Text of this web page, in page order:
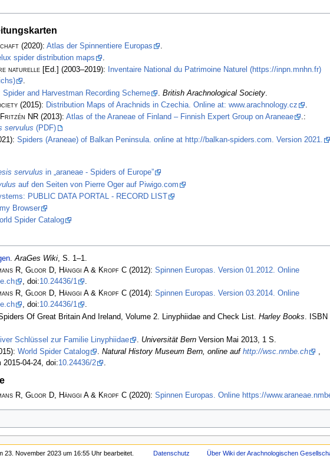
(2020): Atlas der Spinnentiere Europas
spider distribution maps
.
naturelle[Ed.] (2003–2019):
Inventaire National du Patrimoine Naturel (https://inpn.mnhn.fr)
.
Spider and Harvestman Recording Scheme British Arachnological Society.
(2015): Distribution Maps of Arachnids in Czechia. Online at: www.arachnology.cz
NR(2013): Atlas of the Araneae of Finland – Finnish Expert Group on Araneae
.:
servulus (PDF)
Spiders (Araneae) of Balkan Peninsula. online at http://balkan-spiders.com. Version 2021.
servulus in „araneae - Spiders of Europe”
auf den Seiten von Pierre Oger auf Piwigo.com
PUBLIC DATA PORTAL - RECORD LIST
Browser
Spider Catalog
.AraGes Wiki, S. 1–1.
R, Gloor D, Hänggi A & Kropf C(2012): Spinnen Europas. Version 01.2012. Online
, doi:10.24436/1
.
R, Gloor D, Hänggi A & Kropf C(2014): Spinnen Europas. Version 03.2014. Online
, doi:10.24436/1
.
Of Great Britain And Ireland, Volume 2. Linyphiidae and Check List. Harley Books . ISBN
Schlüssel zur Familie Linyphiidae . Universität BernVersion Mai 2013, 1 S.
World Spider Catalog . Natural History Museum Bern, online auf http://wsc.nmbe.ch
,
2015-04-24, doi:10.24436/2 .
R, Gloor D, Hänggi A & Kropf C(2020): Spinnen Europas. Online https://
23. November 2023 um 16:55 Uhr bearbeitet. Datenschutz Über Wiki der Arachnologischen